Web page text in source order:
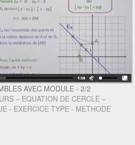
AVEC MODULE - 2/2
– EQUATION DE CERCLE –
- EXERCICE TYPE - METHODE